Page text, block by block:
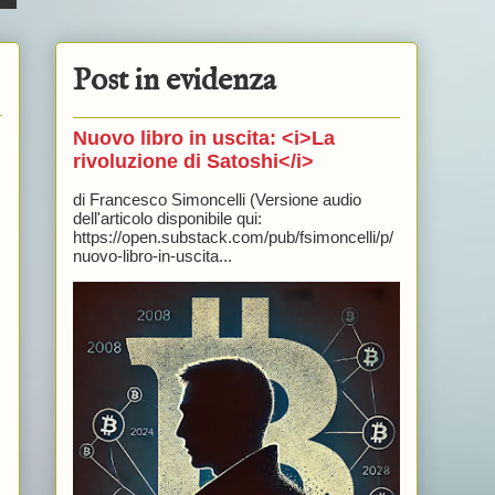
Post in evidenza
Nuovo libro in uscita: <i>La
rivoluzione di Satoshi</i>
di Francesco Simoncelli (Versione audio
dell'articolo disponibile qui:
https://open.substack.com/pub/fsimoncelli/p/
nuovo-libro-in-uscita...